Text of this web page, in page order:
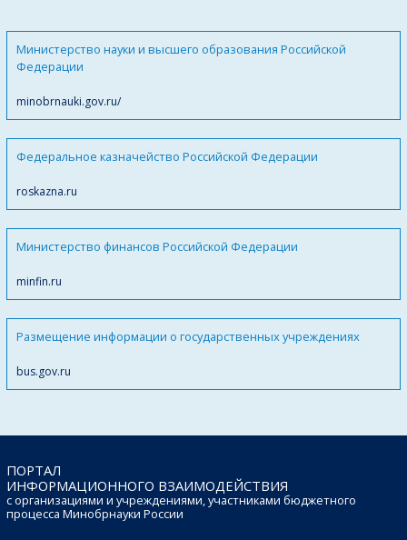
Министерство науки и высшего образования Российской
Федерации
minobrnauki.gov.ru/
Федеральное казначейство Российской Федерации
roskazna.ru
Министерство финансов Российской Федерации
minfin.ru
Размещение информации о государственных учреждениях
bus.gov.ru
ПОРТАЛ
ИНФОРМАЦИОННОГО ВЗАИМОДЕЙСТВИЯ
с организациями и учреждениями, участниками бюджетного
процесса Минобрнауки России